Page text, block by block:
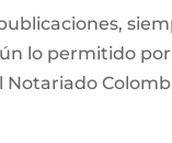
lo permitido